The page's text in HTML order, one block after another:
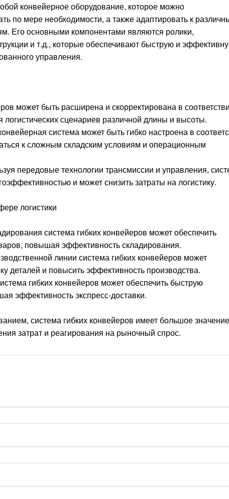
конвейерное оборудование, которое можно
по мере необходимости, а также адаптировать к
Его основными компонентами являются ролики,
и т.д., которые обеспечивают быструю и
управления.
может быть расширена и скорректирована в
сценариев различной длины и высоты.
система может быть гибко настроена в
к сложным складским условиям и операционным
передовые технологии трансмиссии и управления,
и может снизить затраты на логистику.
логистики
система гибких конвейеров может обеспечить
повышая эффективность складирования.
линии система гибких конвейеров может
деталей и повысить эффективность производства.
гибких конвейеров может обеспечить быструю
эффективность экспресс-доставки.
система гибких конвейеров имеет большое
затрат и реагирования на рыночный спрос.